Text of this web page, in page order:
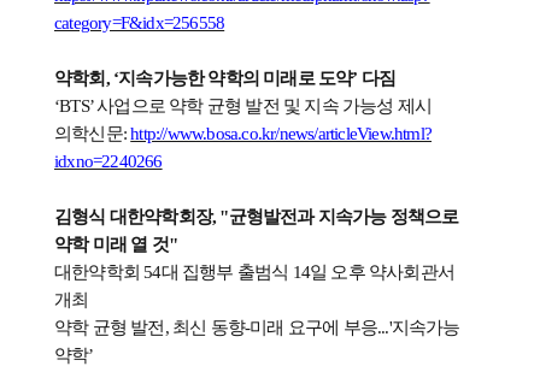
category=F&idx=256558
약학회, ‘지속가능한 약학의 미래로 도약’ 다짐
‘BTS’사업으로 약학 균형 발전 및 지속 가능성 제시
의학신문:http://www.bosa.co.kr/news/articleView.html?
idxno=2240266
김형식 대한약학회장, "균형발전과 지속가능 정책으로
약학 미래 열 것"
대한약학회54대 집행부 출범식 14일 오후 약사회관서
개최
약학 균형 발전 , 최신 동향-미래 요구에 부응...'지속가능
약학’